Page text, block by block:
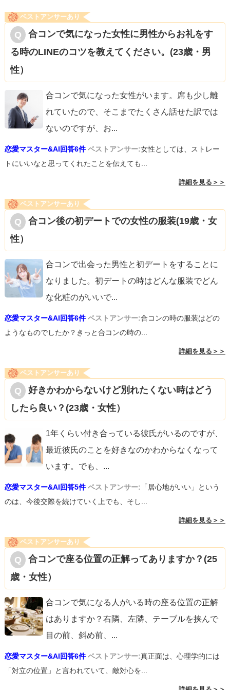
ベストアンサーあり
合コンで気になった女性に男性からお礼をす
る時のLINEのコツを教えてください。(23歳・男
性）
合コンで気になった女性がいます。席も少し離
れていたので、そこまでたくさん話せた訳では
ないのですが、お...
恋愛マスター&AI回答6件 ベストアンサー:女性としては、ストレー
トにいいなと思ってくれたことを伝えても...
詳細を見る＞＞
ベストアンサーあり
合コン後の初デートでの女性の服装(19歳・女
性）
合コンで出会った男性と初デートをすることに
なりました。初デートの時はどんな服装でどん
な化粧のがいいで...
恋愛マスター&AI回答6件 ベストアンサー:合コンの時の服装はどの
ようなものでしたか？きっと合コンの時の...
詳細を見る＞＞
ベストアンサーあり
好きかわからないけど別れたくない時はどう
したら良い？(23歳・女性）
1年くらい付き合っている彼氏がいるのですが、
最近彼氏のことを好きなのかわからなくなって
います。でも、 ...
恋愛マスター&AI回答5件 ベストアンサー: 「居心地がいい」という
のは、今後交際を続けていく上でも、そし...
詳細を見る＞＞
ベストアンサーあり
合コンで座る位置の正解ってありますか？(25
歳・女性）
合コンで気になる人がいる時の座る位置の正解
はありますか？右隣、左隣、テーブルを挟んで
目の前、斜め前、 ...
恋愛マスター&AI回答6件 ベストアンサー:真正面は、心理学的には
「対立の位置」と言われていて、敵対心を...